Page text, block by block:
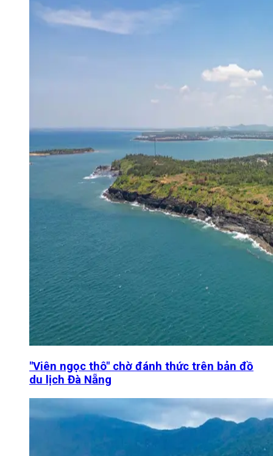
"Viên ngọc thô" chờ đánh thức trên bản đồ
du lịch Đà Nẵng